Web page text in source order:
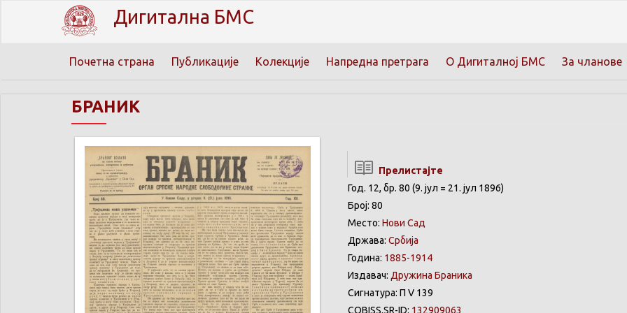
Дигитална БМС
Почетна страна Публикације Колекције Напредна претрага О Дигиталној БМС За чланове
БРАНИК
Прелистајте
Год. 12, бр. 80 (9. јул = 21. јул 1896)
Број: 80
Место: Нови Сад
Држава: Србија
Година: 1885-1914
Издавач: Дружина Браника
Сигнатура: П V 139
COBISS.SR-ID: 132909063